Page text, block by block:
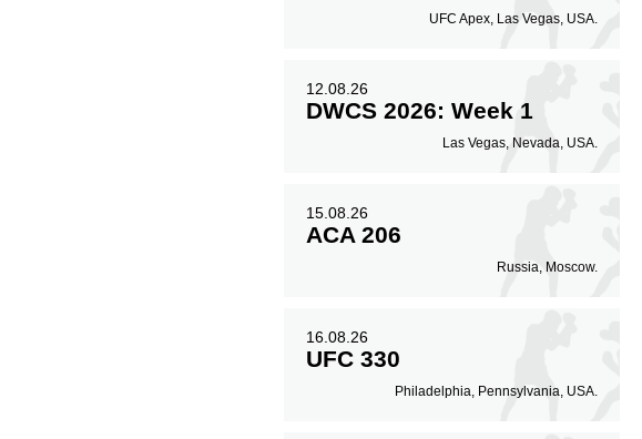
UFC Apex, Las Vegas, USA.
12.08.26
DWCS 2026: Week 1
Las Vegas, Nevada, USA.
15.08.26
ACA 206
Russia, Moscow.
16.08.26
UFC 330
Philadelphia, Pennsylvania, USA.